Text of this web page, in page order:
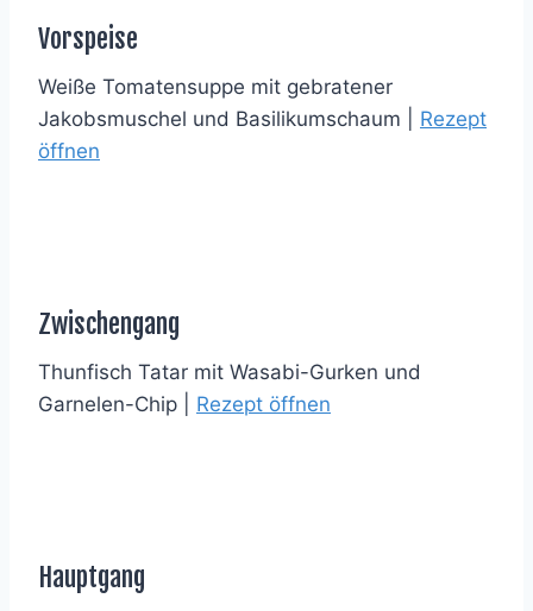
Vorspeise
Weiße Tomatensuppe mit gebratener
Jakobsmuschel und Basilikumschaum | Rezept
öffnen
Zwischengang
Thunfisch Tatar mit Wasabi-Gurken und
Garnelen-Chip | Rezept öffnen
Hauptgang